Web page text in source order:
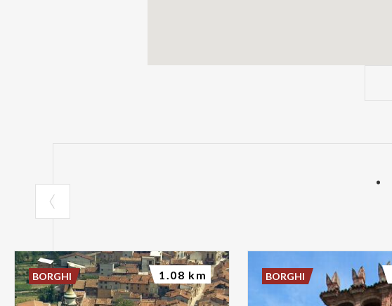
BORGHI 1.08 km BORGHI